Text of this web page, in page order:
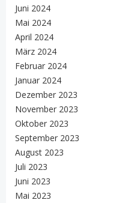
Juni 2024
Mai 2024
April 2024
März 2024
Februar 2024
Januar 2024
Dezember 2023
November 2023
Oktober 2023
September 2023
August 2023
Juli 2023
Juni 2023
Mai 2023